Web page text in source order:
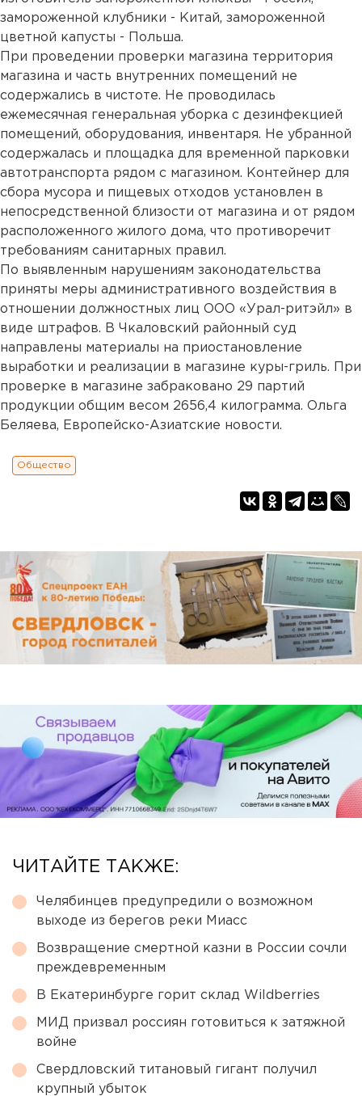
замороженной клубники - Китай, замороженной
цветной капусты - Польша.
При проведении проверки магазина территория
магазина и часть внутренних помещений не
содержались в чистоте. Не проводилась
ежемесячная генеральная уборка с дезинфекцией
помещений, оборудования, инвентаря. Не убранной
содержалась и площадка для временной парковки
автотранспорта рядом с магазином. Контейнер для
сбора мусора и пищевых отходов установлен в
непосредственной близости от магазина и от рядом
расположенного жилого дома, что противоречит
требованиям санитарных правил.
По выявленным нарушениям законодательства
приняты меры административного воздействия в
отношении должностных лиц ООО «Урал-ритэйл» в
виде штрафов. В Чкаловский районный суд
направлены материалы на приостановление
выработки и реализации в магазине куры-гриль. При
проверке в магазине забраковано 29 партий
продукции общим весом 2656,4 килограмма. Ольга
Беляева, Европейско-Азиатские новости.
Общество
ЧИТАЙТЕ ТАКЖЕ:
Челябинцев предупредили о возможном
выходе из берегов реки Миасс
Возвращение смертной казни в России сочли
преждевременным
В Екатеринбурге горит склад Wildberries
МИД призвал россиян готовиться к затяжной
войне
Свердловский титановый гигант получил
крупный убыток